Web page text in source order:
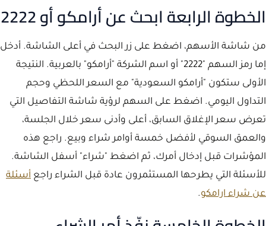
الخطوة الرابعة ابحث عن أرامكو أو 2222
من شاشة الأسهم، اضغط على زر البحث في أعلى الشاشة. أدخل
إما رمز السهم "2222" أو اسم الشركة "أرامكو" بالعربية. النتيجة
الأولى ستكون "أرامكو السعودية" مع السعر اللحظي وحجم
التداول اليومي. اضغط على السهم لرؤية شاشة التفاصيل التي
تعرض سعر الإغلاق السابق، أعلى وأدنى سعر خلال الجلسة،
والعمق السوقي لأفضل خمسة أوامر شراء وبيع. راجع هذه
المؤشرات قبل إدخال أمرك، ثم اضغط "شراء" أسفل الشاشة.
للأسئلة التي يطرحها المستثمرون عادة قبل الشراء راجع أسئلة
عن شراء ارامكو.